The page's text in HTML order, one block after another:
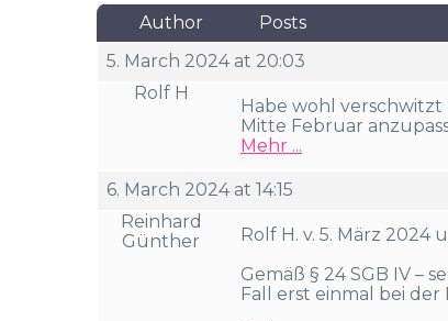
Author
Posts
5. March 2024 at 20:03
Rolf H
Habe wohl
Mitte Februar
Mehr ...
6. March 2024 at 14:15
Reinhard
Günther
Rolf H. v. 5. März 2024
Gemäß § 24 SGB IV –
Fall erst einmal bei der